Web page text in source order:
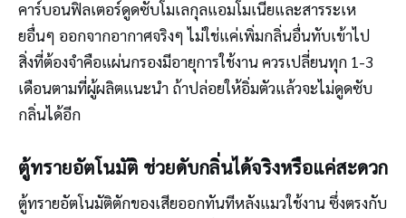
คาร์บอนฟิลเตอร์ดูดซับโมเลกุลแอมโมเนียและสารระเห
ยอื่นๆ ออกจากอากาศจริงๆ ไม่ใช่แค่เพิ่มกลิ่นอื่นทับเข้าไป
สิ่งที่ต้องจำคือแผ่นกรองมีอายุการใช้งาน ควรเปลี่ยนทุก 1-3
เดือนตามที่ผู้ผลิตแนะนำ ถ้าปล่อยให้อิ่มตัวแล้วจะไม่ดูดซับ
กลิ่นได้อีก
ตู้ทรายอัตโนมัติ ช่วยดับกลิ่นได้จริงหรือแค่สะดวก
ตู้ทรายอัตโนมัติตักของเสียออกทันทีหลังแมวใช้งาน ซึ่งตรงกับ